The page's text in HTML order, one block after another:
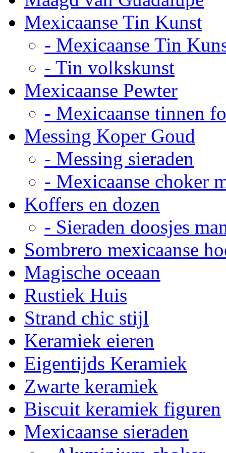
Mexicaanse Tin Kunst
- Mexicaanse Tin
- Tin volkskunst
Mexicaanse Pewter
- Mexicaanse tinnen
Messing Koper Goud
- Messing sieraden
- Mexicaanse choker
Koffers en dozen
- Sieraden doosjes
Sombrero mexicaanse
Magische oceaan
Rustiek Huis
Strand chic stijl
Keramiek eieren
Eigentijds Keramiek
Zwarte keramiek
Biscuit keramiek figuren
Mexicaanse sieraden